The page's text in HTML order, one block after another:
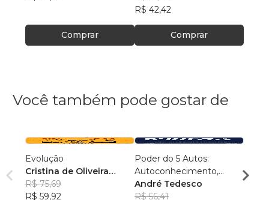
Comprar
R$ 42,42
Comprar
Você também pode gostar de
Evolução
Cristina de Oliveira
Leopoldino Rodrigues
R$ 75,69
R$ 59,92
Poder do 5 Autos:
Autoconhecimento,
Autocontrole,
Autoestima,
André Tedesco
R$ 56,41
R$